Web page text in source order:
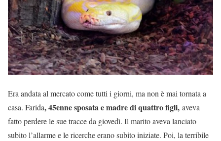
Era andata al mercato come tutti i giorni, ma non è mai tornata a
casa. Farida, 45enne sposata e madre di quattro figli, aveva
fatto perdere le sue tracce da giovedì. Il marito aveva lanciato
subito l’allarme e le ricerche erano subito iniziate. Poi, la terribile